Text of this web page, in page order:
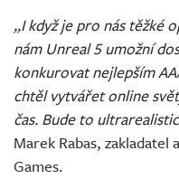
„I když je pro nás těžké
nám Unreal 5 umožní
konkurovat nejlepším
chtěl vytvářet online
čas. Bude to
Marek Rabas,
Games.